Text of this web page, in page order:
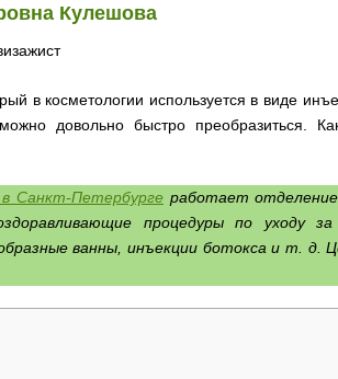
Кулешова
в косметологии используется в виде
довольно быстро преобразиться.
Санкт-Петербурге работает
процедуры по уходу
ванны, инъекции ботокса и т. д.